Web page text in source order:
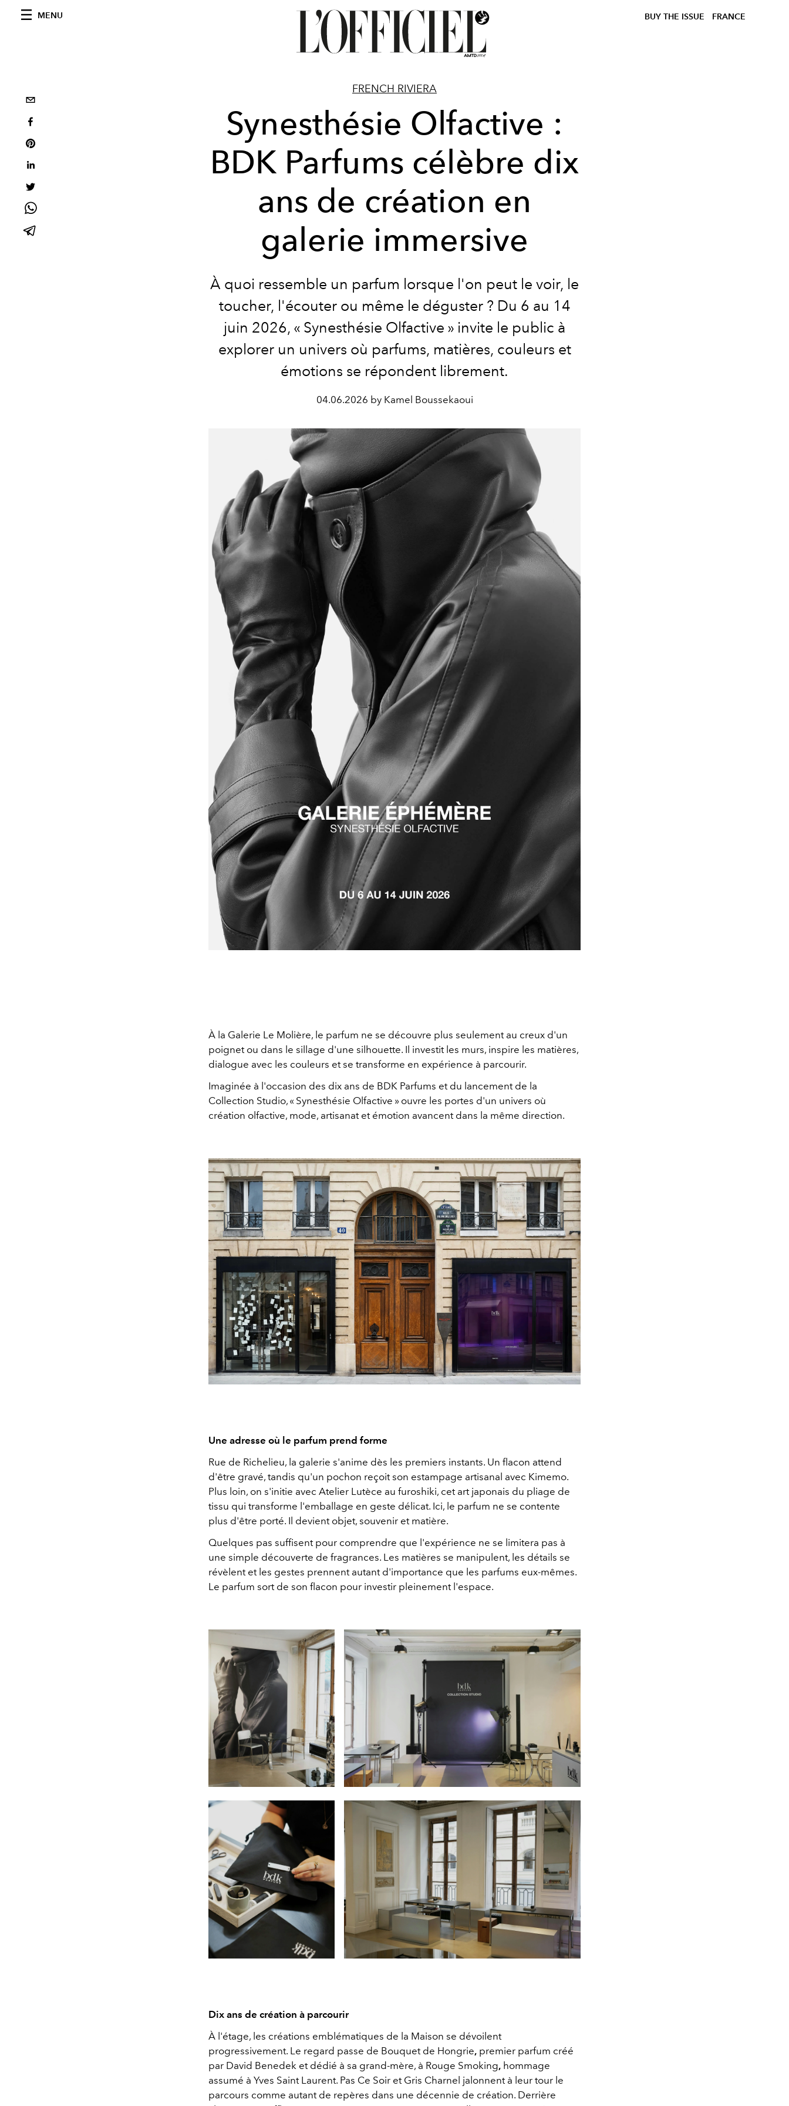
MENU BUY THE ISSUE FRANCE
FRENCH RIVIERA
Synesthésie Olfactive :
BDK Parfums célèbre dix
ans de création en
galerie immersive
À quoi ressemble un parfum lorsque l'on peut le voir, le
toucher, l'écouter ou même le déguster ? Du 6 au 14
juin 2026, « Synesthésie Olfactive » invite le public à
explorer un univers où parfums, matières, couleurs et
émotions se répondent librement.
04.06.2026 by Kamel Boussekaoui
À la Galerie Le Molière, le parfum ne se découvre plus seulement au creux d'un
poignet ou dans le sillage d'une silhouette. Il investit les murs, inspire les matières,
dialogue avec les couleurs et se transforme en expérience à parcourir.
Imaginée à l'occasion des dix ans de BDK Parfums et du lancement de la
Collection Studio, « Synesthésie Olfactive » ouvre les portes d'un univers où
création olfactive, mode, artisanat et émotion avancent dans la même direction.
Une adresse où le parfum prend forme
Rue de Richelieu, la galerie s'anime dès les premiers instants. Un flacon attend
d'être gravé, tandis qu'un pochon reçoit son estampage artisanal avec Kimemo.
Plus loin, on s'initie avec Atelier Lutèce au furoshiki, cet art japonais du pliage de
tissu qui transforme l'emballage en geste délicat. Ici, le parfum ne se contente
plus d'être porté. Il devient objet, souvenir et matière.
Quelques pas suffisent pour comprendre que l'expérience ne se limitera pas à
une simple découverte de fragrances. Les matières se manipulent, les détails se
révèlent et les gestes prennent autant d'importance que les parfums eux-mêmes.
Le parfum sort de son flacon pour investir pleinement l'espace.
Dix ans de création à parcourir
À l'étage, les créations emblématiques de la Maison se dévoilent
progressivement. Le regard passe de Bouquet de Hongrie, premier parfum créé
par David Benedek et dédié à sa grand-mère, à Rouge Smoking, hommage
assumé à Yves Saint Laurent. Pas Ce Soir et Gris Charnel jalonnent à leur tour le
parcours comme autant de repères dans une décennie de création. Derrière